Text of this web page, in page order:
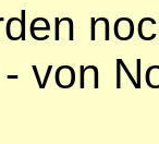
von